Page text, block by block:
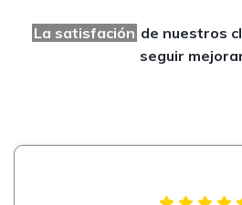
La satisfación de nuestros
seguir